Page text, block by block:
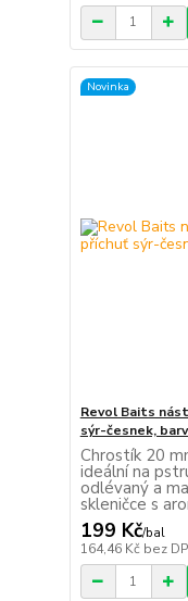
Novinka
Revol Baits
sýr-česnek,
Chrostík 20
ideální na
odlévaný a
skleničce s
199 Kč/bal
164,46 Kč bez